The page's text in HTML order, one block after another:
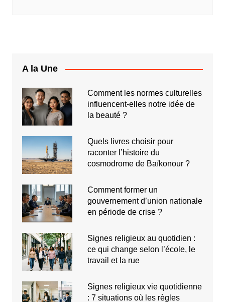
A la Une
Comment les normes culturelles
influencent-elles notre idée de
la beauté ?
Quels livres choisir pour
raconter l’histoire du
cosmodrome de Baïkonour ?
Comment former un
gouvernement d’union nationale
en période de crise ?
Signes religieux au quotidien :
ce qui change selon l’école, le
travail et la rue
Signes religieux vie quotidienne
: 7 situations où les règles